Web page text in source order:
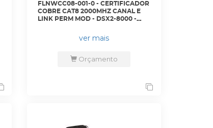
FLNWCC08-001-0 - CERTIFICADOR
COBRE CAT8 2000MHZ CANAL E
LINK PERM MOD - DSX2-8000 -
ver mais
Orçamento